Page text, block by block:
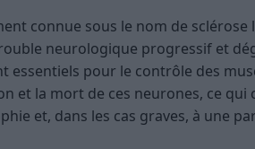
connue sous le nom de sclérose
neurologique progressif et
essentiels pour le contrôle des
et la mort de ces neurones, ce qui
et, dans les cas graves, à une